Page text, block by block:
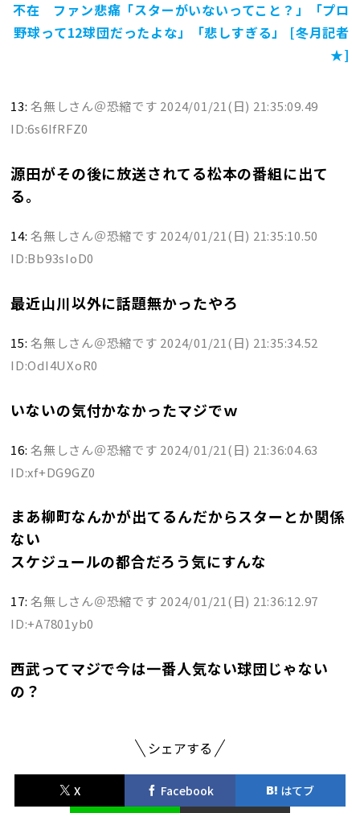
不在 ファン悲痛「スターがいないってこと？」「プロ
野球って12球団だったよな」「悲しすぎる」 [冬月記者
★]
13: 名無しさん＠恐縮です 2024/01/21(日) 21:35:09.49
ID:6s6IfRFZ0
源田がその後に放送されてる松本の番組に出て
る。
14: 名無しさん＠恐縮です 2024/01/21(日) 21:35:10.50
ID:Bb93sIoD0
最近山川以外に話題無かったやろ
15: 名無しさん＠恐縮です 2024/01/21(日) 21:35:34.52
ID:OdI4UXoR0
いないの気付かなかったマジでｗ
16: 名無しさん＠恐縮です 2024/01/21(日) 21:36:04.63
ID:xf+DG9GZ0
まあ柳町なんかが出てるんだからスターとか関係
ない
スケジュールの都合だろう気にすんな
17: 名無しさん＠恐縮です 2024/01/21(日) 21:36:12.97
ID:+A7801yb0
西武ってマジで今は一番人気ない球団じゃない
の？
シェアする
X Facebook
はてブ